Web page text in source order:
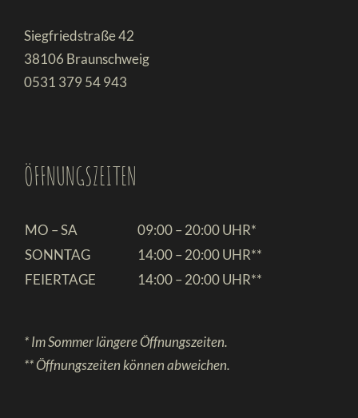
Siegfriedstraße 42
38106 Braunschweig
0531 379 54 943
ÖFFNUNGSZEITEN
MO – SA
09:00 – 20:00 UHR*
SONNTAG
14:00 – 20:00 UHR**
FEIERTAGE
14:00 – 20:00 UHR**
* Im Sommer längere Öffnungszeiten.
** Öffnungszeiten können abweichen.